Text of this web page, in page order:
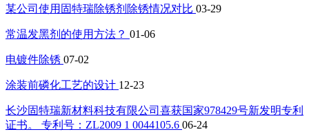
某公司使用固特瑞除锈剂除锈情况对比 03-29
常温发黑剂的使用方法？ 01-06
电镀件除锈 07-02
涂装前磷化工艺的设计 12-23
长沙固特瑞新材料科技有限公司喜获国家978429号新发明专利
证书。 专利号：ZL2009 1 0044105.6 06-24